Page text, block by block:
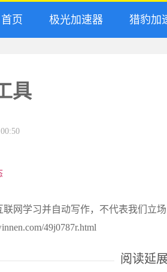
首页 极光加速器 猎豹加
具
网学习并自动写作，不代表我们立
49j0787r.html
阅读延